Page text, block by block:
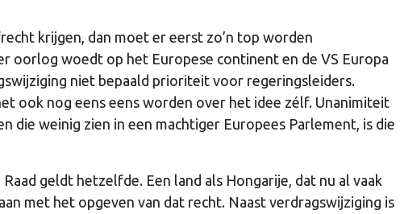
krijgen, dan moet er eerst zo’n top worden
oorlog woedt op het Europese continent en de VS Europa
niet bepaald prioriteit voor regeringsleiders.
ook nog eens eens worden over het idee zélf. Unanimiteit
die weinig zien in een machtiger Europees Parlement, is die
geldt hetzelfde. Een land als Hongarije, dat nu al vaak
met het opgeven van dat recht. Naast verdragswijziging is